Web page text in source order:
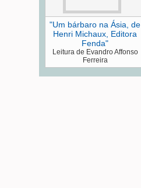
"Um bárbaro na Ásia, de
Henri Michaux, Editora
Fenda"
Leitura de Evandro Affonso
Ferreira